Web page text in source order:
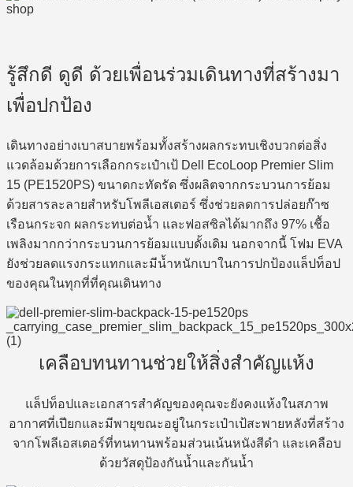
รู้สึกดี ดูดี ด้วยเพื่อนร่วมเดินทางที่สร้างมา
เพื่อปกป้อง
เดินทางอย่างเบาสบายพร้อมทั้งสร้างผลกระทบเชิงบวกต่อสิ่ง
แวดล้อมด้วยการเลือกกระเป๋าเป้ Dell EcoLoop Premier Slim
15 (PE1520PS) ขนาดกะทัดรัด ซึ่งผลิตจากกระบวนการย้อม
ด้วยสารละลายสำหรับโพลีเอสเตอร์ ซึ่งช่วยลดการปล่อยก๊าซ
เรือนกระจก ผลกระทบต่อน้ำ และฟอสซิลได้มากถึง 97% เชื้อ
เพลิงมากกว่ากระบวนการย้อมแบบดั้งเดิม นอกจากนี้ โฟม EVA
ยังช่วยลดแรงกระแทกและมีน้ำหนักเบาในการปกป้องแล็ปท็อป
ของคุณในทุกที่ที่คุณเดินทาง
เคลือบทนทานช่วยให้สิ่งสำคัญแห้ง
แล็ปท็อปและเอกสารสำคัญของคุณจะยังคงแห้งในสภาพ
อากาศที่เปียกและมีพายุขณะอยู่ในกระเป๋าเป้สะพายหลังที่สร้าง
จากโพลีเอสเตอร์ที่ทนทานพร้อมส่วนเน้นหนังสีดำ และเคลือบ
ด้วยวัสดุป้องกันน้ำและกันน้ำ